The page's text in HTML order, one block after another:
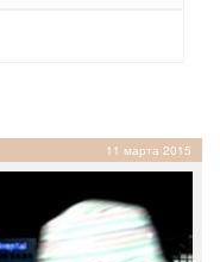
11 марта 2015